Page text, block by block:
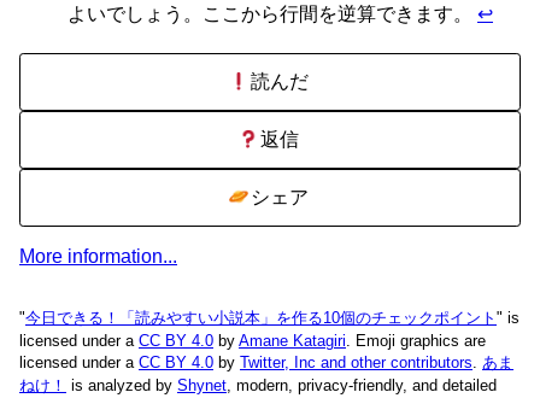
よいでしょう。ここから行間を逆算できます。 ↩
読んだ
返信
シェア
More information...
"今日できる！「読みやすい小説本」を作る10個のチェックポイント " is
licensed under a CC BY 4.0 by Amane Katagiri. Emoji graphics are
licensed under a CC BY 4.0 by Twitter, Inc and other contributors. あま
ねけ！ is analyzed by Shynet, modern, privacy-friendly, and detailed